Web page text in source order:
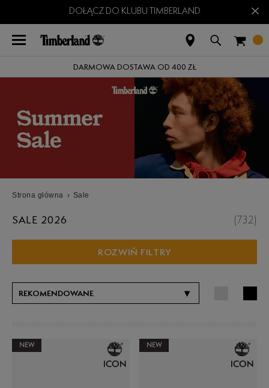
DOŁĄCZ DO KLUBU TIMBERLAND ×
DARMOWA DOSTAWA OD 400 ZŁ
Strona główna › Sale
SALE 2026 (732)
ROZWIŃ FILTRY
REKOMENDOWANE ▾
NEW NEW